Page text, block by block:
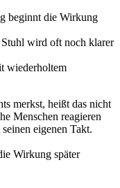
beginnt die Wirkung
wird oft noch klarer
wiederholtem
merkst, heißt das nicht
Menschen reagieren
eigenen Takt.
Wirkung später